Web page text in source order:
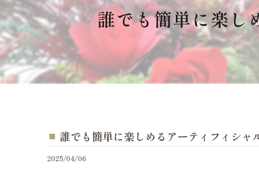
誰でも簡単に楽し
誰でも簡単に楽しめるアーティフィシャ
2025/04/06